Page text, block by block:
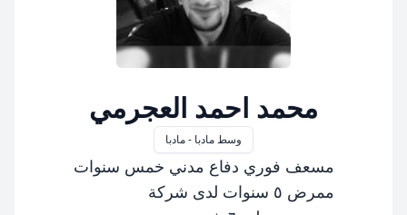
محمد احمد العجرمي
وسط مادبا - مادبا
مسعف فوري دفاع مدني خمس سنوات
ممرض ٥ سنوات لدى شركة